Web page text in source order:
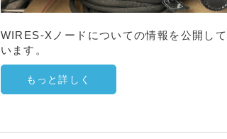
WIRES-Xノードについての情報を公開して
います。
もっと詳しく